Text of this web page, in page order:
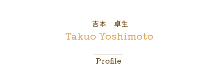
吉本　卓生
Takuo Yoshimoto
Profile